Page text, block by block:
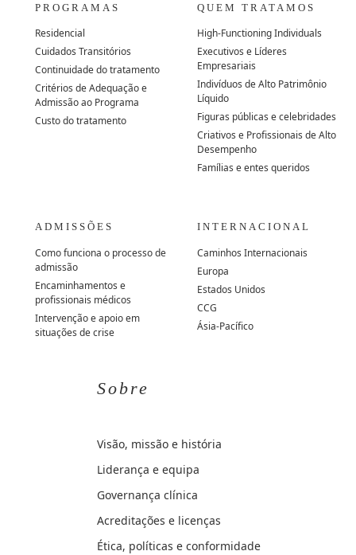
PROGRAMAS
Residencial
Cuidados Transitórios
Continuidade do tratamento
Critérios de Adequação e
Admissão ao Programa
Custo do tratamento
QUEM TRATAMOS
High-Functioning Individuals
Executivos e Líderes
Empresariais
Indivíduos de Alto Patrimônio
Líquido
Figuras públicas e celebridades
Criativos e Profissionais de Alto
Desempenho
Famílias e entes queridos
ADMISSÕES
Como funciona o processo de
admissão
Encaminhamentos e
profissionais médicos
Intervenção e apoio em
situações de crise
INTERNACIONAL
Caminhos Internacionais
Europa
Estados Unidos
CCG
Ásia-Pacífico
Sobre
Visão, missão e história
Liderança e equipa
Governança clínica
Acreditações e licenças
Ética, políticas e conformidade